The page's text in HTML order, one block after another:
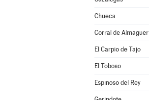
Chueca
Corral de Almaguer
El Carpio de Tajo
El Toboso
Espinoso del Rey